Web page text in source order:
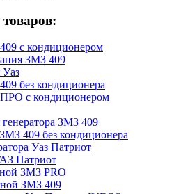
с кондиционером
ЗМЗ 409
Уаз
без кондиционера
с кондиционером
ЗМЗ 409
409 без кондиционера
Уаз Патриот
Патриот
ЗМЗ PRO
ЗМЗ 409